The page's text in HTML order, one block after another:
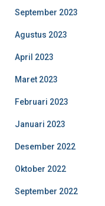
September 2023
Agustus 2023
April 2023
Maret 2023
Februari 2023
Januari 2023
Desember 2022
Oktober 2022
September 2022